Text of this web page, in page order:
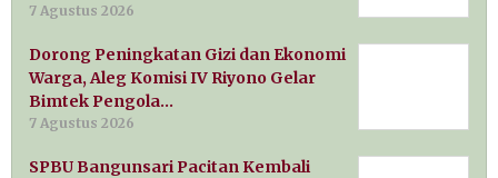
7 Agustus 2026
Dorong Peningkatan Gizi dan Ekonomi
Warga, Aleg Komisi IV Riyono Gelar
Bimtek Pengola…
7 Agustus 2026
SPBU Bangunsari Pacitan Kembali